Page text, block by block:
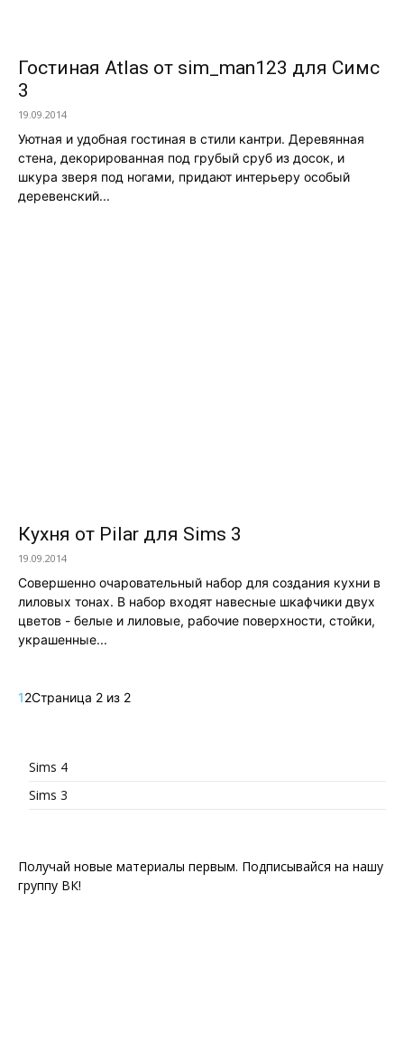
Гостиная Atlas от sim_man123 для Симс
3
19.09.2014
Уютная и удобная гостиная в стили кантри. Деревянная
стена, декорированная под грубый сруб из досок, и
шкура зверя под ногами, придают интерьеру особый
деревенский...
Кухня от Pilar для Sims 3
19.09.2014
Совершенно очаровательный набор для создания кухни в
лиловых тонах. В набор входят навесные шкафчики двух
цветов - белые и лиловые, рабочие поверхности, стойки,
украшенные...
12Страница 2 из 2
Sims 4
Sims 3
Получай новые материалы первым. Подписывайся на нашу
группу ВК!